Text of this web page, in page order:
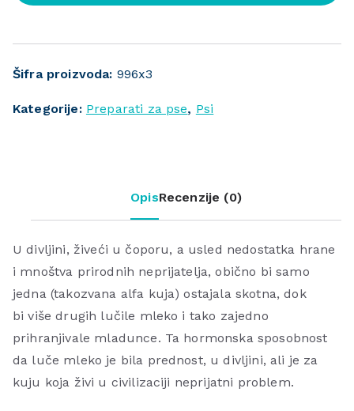
Šifra proizvoda: 996x3
Kategorije: Preparati za pse, Psi
OpisRecenzije (0)
U divljini, živeći u čoporu, a usled nedostatka hrane
i mnoštva prirodnih neprijatelja, obično bi samo
jedna (takozvana alfa kuja) ostajala skotna, dok
bi više drugih lučile mleko i tako zajedno
prihranjivale mladunce. Ta hormonska sposobnost
da luče mleko je bila prednost, u divljini, ali je za
kuju koja živi u civilizaciji neprijatni problem.